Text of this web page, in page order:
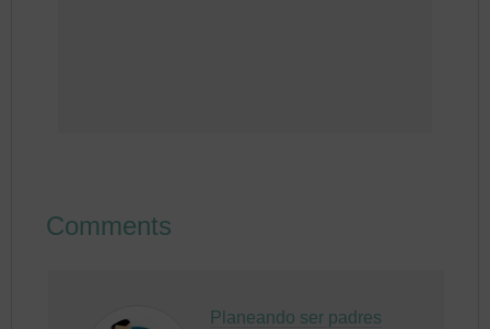
Comments
Planeando ser padres